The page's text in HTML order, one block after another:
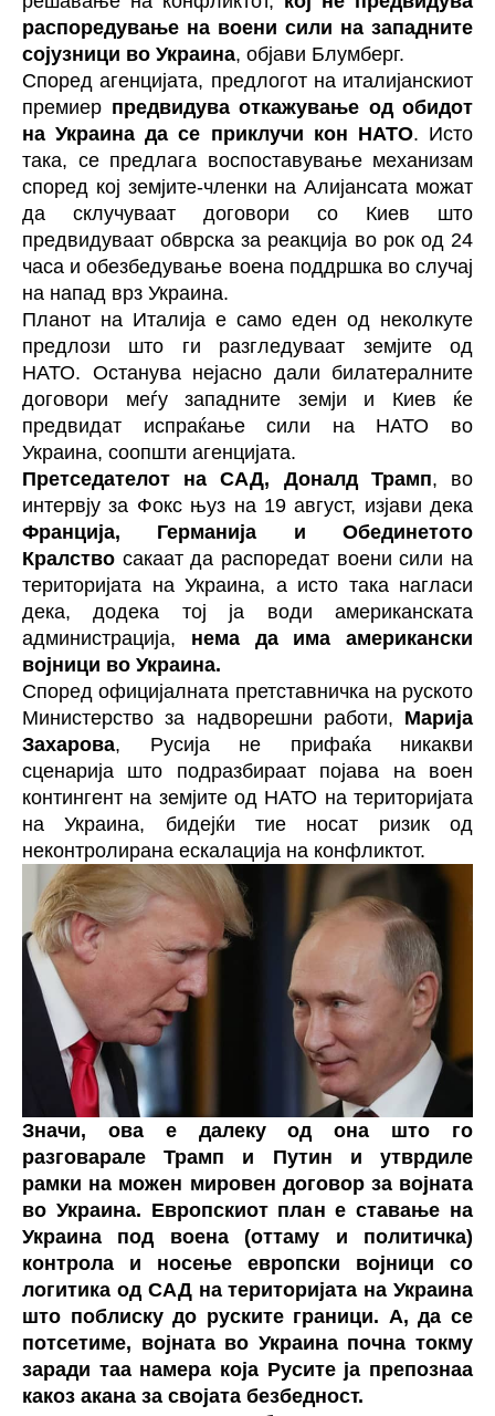
распоредување на воени сили на западните
сојузници во Украина, објави Блумберг.
Според агенцијата, предлогот на италијанскиот
премиер предвидува откажување од обидот
на Украина да се приклучи кон НАТО. Исто
така, се предлага воспоставување механизам
според кој земјите-членки на Алијансата можат
да склучуваат договори со Киев што
предвидуваат обврска за реакција во рок од 24
часа и обезбедување воена поддршка во случај
на напад врз Украина.
Планот на Италија е само еден од неколкуте
предлози што ги разгледуваат земјите од
НАТО. Останува нејасно дали билатералните
договори меѓу западните земји и Киев ќе
предвидат испраќање сили на НАТО во
Украина, соопшти агенцијата.
Претседателот на САД, Доналд Трамп, во
интервју за Фокс њуз на 19 август, изјави дека
Франција, Германија и Обединетото
Кралство сакаат да распоредат воени сили на
територијата на Украина, а исто така нагласи
дека, додека тој ја води американската
администрација, нема да има американски
војници во Украина.
Според официјалната претставничка на руското
Министерство за надворешни работи, Марија
Захарова, Русија не прифаќа никакви
сценарија што подразбираат појава на воен
контингент на земјите од НАТО на територијата
на Украина, бидејќи тие носат ризик од
неконтролирана ескалација на конфликтот.
Значи, ова е далеку од она што го
разговарале Трамп и Путин и утврдиле
рамки на можен мировен договор за војната
во Украина. Европскиот план е ставање на
Украина под воена (оттаму и политичка)
контрола и носење европски војници со
логитика од САД на територијата на Украина
што поблиску до руските граници. А, да се
потсетиме, војната во Украина почна токму
заради таа намера која Русите ја препознаа
какоз акана за својата безбедност.